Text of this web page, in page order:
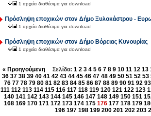
1 αρχεία διαθέσιμα για download
Πρόσληψη εποχικών στον Δήμο Ξυλοκάστρου -
1 αρχεία διαθέσιμα για download
Πρόσληψη εποχικών στον Δήμο Βόρειας Κυνουρίας
1 αρχεία διαθέσιμα για download
« ΠροηγούμενηΣελίδα: 1 2 3 4 5 6 7 8 9 10 11 12 13
36 37 38 39 40 41 42 43 44 45 46 47 48 49 50 51 52 53
76 77 78 79 80 81 82 83 84 85 86 87 88 89 90 91 92 93
111 112 113 114 115 116 117 118 119 120 121 122 123
140 141 142 143 144 145 146 147 148 149 150 151
168 169 170 171 172 173 174 175 176 177 178 179
196 197 198 199 200 201 202 203